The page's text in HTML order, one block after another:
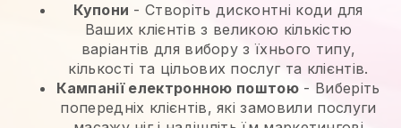
Купони - Створіть дисконтні коди для
Ваших клієнтів з великою кількістю
варіантів для вибору з їхнього типу,
кількості та цільових послуг та клієнтів.
Кампанії електронною поштою - Виберіть
попередніх клієнтів, які замовили послуги